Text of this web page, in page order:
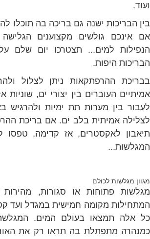
ועוד.
בין הבריכות ישנה גם בריכה בה תוכלו
אם אינכם גולשים מקצוענים
הנפילות למים... תצטרכו יום שלם
הבריכות היפות.
בבריכת ההרפתקאות ניתן לצלול
אמיתיים העוברים בין יצורי ים, שוניות
לעבור בין מערות תת ימיות ולהרגיש
לצלילה אמיתית בלב ים. אם בריכת
תיאבון לאקסטרים, אז קדימה, טפסו
המגלשות...
מגוון מגלשות לכולם
מגלשות פתוחות או סגורות, מהירות
המתחילות מקומה חמישית במגדל ועד
כל אלה תמצאו בעולם המים.
כמנהרה מתפתלת בה תראו רק את